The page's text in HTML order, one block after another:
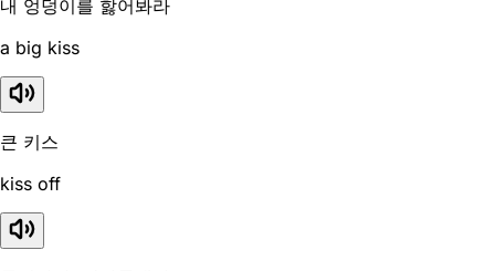
내 엉덩이를 핧어봐라
a big kiss
큰 키스
kiss off